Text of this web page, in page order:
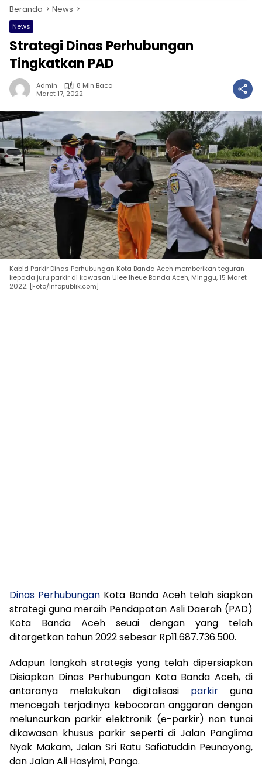
Beranda News
News
Strategi Dinas Perhubungan
Tingkatkan PAD
Admin
8 Min Baca
Maret 17, 2022
Kabid Parkir Dinas Perhubungan Kota Banda Aceh memberikan teguran
kepada juru parkir di kawasan Ulee lheue Banda Aceh, Minggu, 15 Maret
2022. [Foto/Infopublik.com]
Dinas Perhubungan Kota Banda Aceh telah siapkan
strategi guna meraih Pendapatan Asli Daerah (PAD)
Kota Banda Aceh seuai dengan yang telah
ditargetkan tahun 2022 sebesar Rp11.687.736.500.
Adapun langkah strategis yang telah dipersiapkan
Disiapkan Dinas Perhubungan Kota Banda Aceh, di
antaranya melakukan digitalisasi parkirguna
mencegah terjadinya kebocoran anggaran dengan
meluncurkan parkir elektronik (e-parkir) non tunai
dikawasan khusus parkir seperti di Jalan Panglima
Nyak Makam, Jalan Sri Ratu Safiatuddin Peunayong,
dan Jalan Ali Hasyimi, Pango.